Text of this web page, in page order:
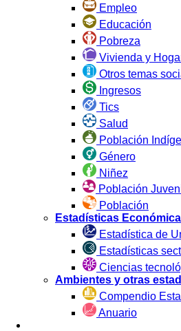
Empleo
Educación
Pobreza
Vivienda y
Otros temas
Ingresos
Tics
Salud
Población
Género
Niñez
Población
Población
Estadísticas
Estadística de
Estadísticas
Ciencias
Ambientes y otras
Compendio
Anuario